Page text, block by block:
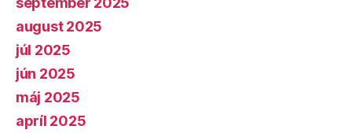
august 2025
júl 2025
jún 2025
máj 2025
apríl 2025